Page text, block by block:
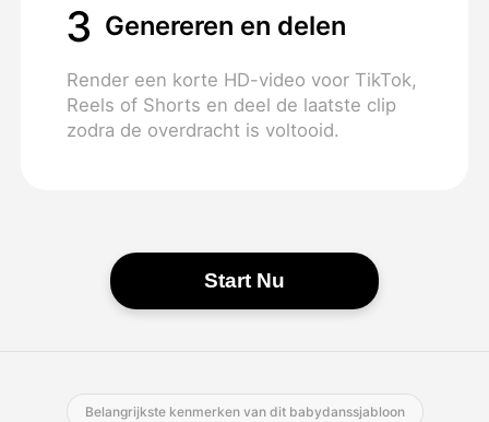
3 Genereren en delen
Render een korte HD-video voor TikTok,
Reels of Shorts en deel de laatste clip
zodra de overdracht is voltooid.
Start Nu
Belangrijkste kenmerken van dit babydanssjabloon